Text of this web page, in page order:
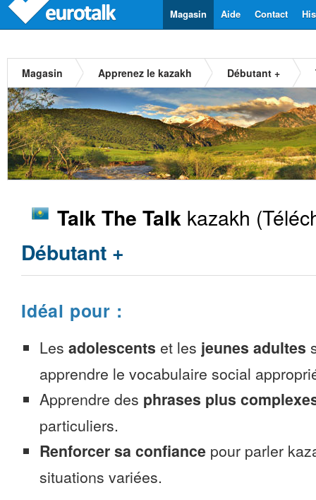
Contact
Aide
Magasin
Magasin Apprenez le kazakh Débutant +
Talk The Talk kazakh
Débutant +
Idéal pour :
Les adolescents et les jeunes adultes
apprendre le vocabulaire social
Apprendre des phrases plus
particuliers.
Renforcer sa confiance pour parler
situations variées.